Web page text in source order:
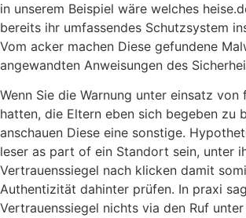
in unserem Beispiel wäre welches
bereits ihr umfassendes Schutzsystem
Vom acker machen Diese gefundene
angewandten Anweisungen des
Wenn Sie die Warnung unter einsatz von
hatten, die Eltern eben sich begeben zu
anschauen Diese eine sonstige.
leser as part of ein Standort sein, unter
Vertrauenssiegel nach klicken damit
Authentizität dahinter prüfen. In praxi
Vertrauenssiegel nichts via den Ruf